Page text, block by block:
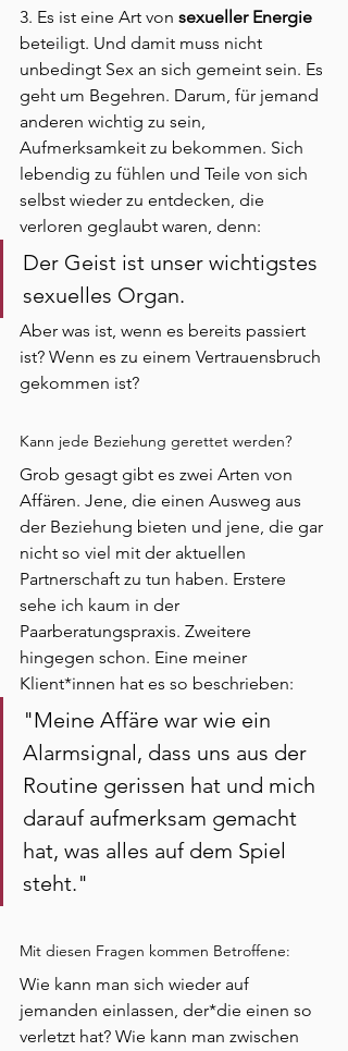
3. Es ist eine Art von sexueller Energie
beteiligt. Und damit muss nicht
unbedingt Sex an sich gemeint sein. Es
geht um Begehren. Darum, für jemand
anderen wichtig zu sein,
Aufmerksamkeit zu bekommen. Sich
lebendig zu fühlen und Teile von sich
selbst wieder zu entdecken, die
verloren geglaubt waren, denn:
Der Geist ist unser wichtigstes
sexuelles Organ.
Aber was ist, wenn es bereits passiert
ist? Wenn es zu einem Vertrauensbruch
gekommen ist?
Kann jede Beziehung gerettet werden?
Grob gesagt gibt es zwei Arten von
Affären. Jene, die einen Ausweg aus
der Beziehung bieten und jene, die gar
nicht so viel mit der aktuellen
Partnerschaft zu tun haben. Erstere
sehe ich kaum in der
Paarberatungspraxis. Zweitere
hingegen schon. Eine meiner
Klient*innen hat es so beschrieben:
"Meine Affäre war wie ein
Alarmsignal, dass uns aus der
Routine gerissen hat und mich
darauf aufmerksam gemacht
hat, was alles auf dem Spiel
steht."
Mit diesen Fragen kommen Betroffene:
Wie kann man sich wieder auf
jemanden einlassen, der*die einen so
verletzt hat? Wie kann man zwischen